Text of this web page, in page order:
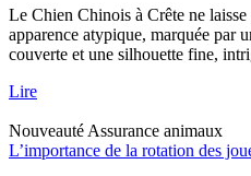
Le Chien Chinois à Crête ne
apparence atypique, marquée par
couverte et une silhouette fine,
Lire
Nouveauté Assurance animaux
L’importance de la rotation des